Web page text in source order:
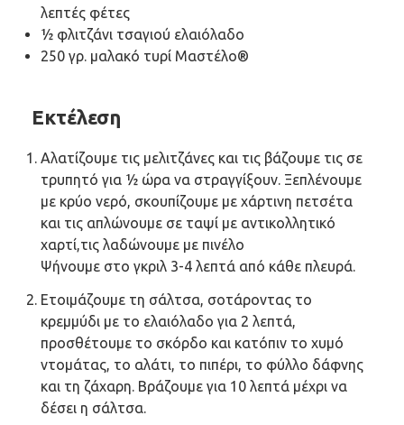
λεπτές φέτες
½ φλιτζάνι τσαγιού ελαιόλαδο
250 γρ. μαλακό τυρί Μαστέλο®
Εκτέλεση
Αλατίζουμε τις μελιτζάνες και τις βάζουμε τις σε
τρυπητό για ½ ώρα να στραγγίξουν. Ξεπλένουμε
με κρύο νερό, σκουπίζουμε με χάρτινη πετσέτα
και τις απλώνουμε σε ταψί με αντικολλητικό
χαρτί,τις λαδώνουμε με πινέλο
Ψήνουμε στο γκριλ 3-4 λεπτά από κάθε πλευρά.
Ετοιμάζουμε τη σάλτσα, σοτάροντας το
κρεμμύδι με το ελαιόλαδο για 2 λεπτά,
προσθέτουμε το σκόρδο και κατόπιν το χυμό
ντομάτας, το αλάτι, το πιπέρι, το φύλλο δάφνης
και τη ζάχαρη. Βράζουμε για 10 λεπτά μέχρι να
δέσει η σάλτσα.